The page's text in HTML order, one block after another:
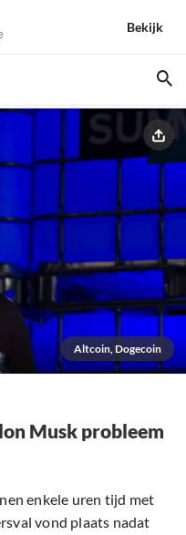
Bekijk
Altcoin, Dogecoin
Musk probleem
enkele uren tijd met
vond plaats nadat